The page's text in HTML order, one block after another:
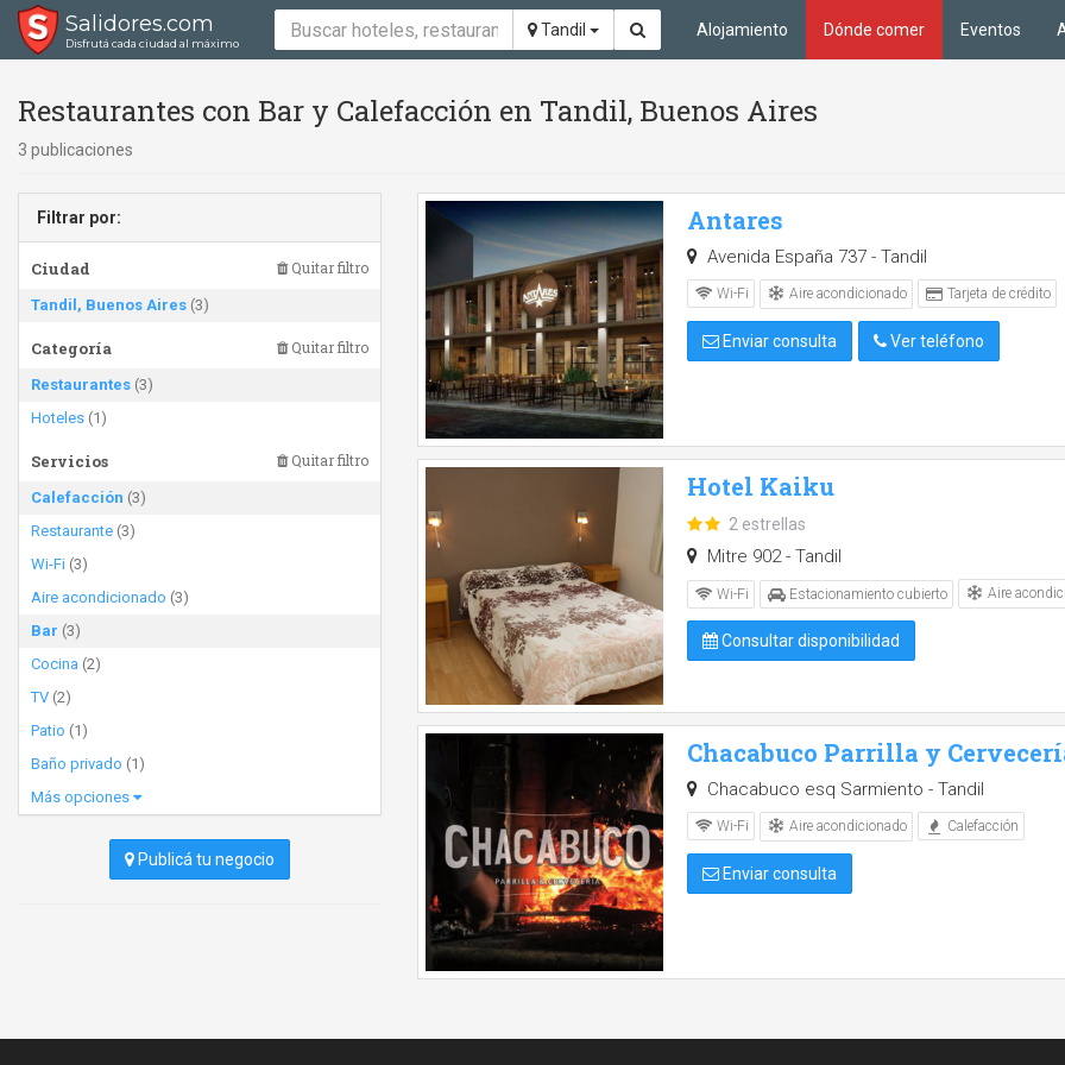
Salidores.com
Disfrutá cada ciudad al máximo
Tandil Alojamiento Dónde comer Eventos
Restaurantes con Bar y Calefacción en Tandil, Buenos Aires
3 publicaciones
Filtrar por:
Ciudad Quitar filtro
Tandil, Buenos Aires (3)
Categoría Quitar filtro
Restaurantes (3)
Hoteles (1)
Servicios Quitar filtro
Calefacción (3)
Restaurante (3)
Wi-Fi (3)
Aire acondicionado (3)
Bar (3)
Cocina (2)
TV (2)
Patio (1)
Baño privado (1)
Más opciones
Publicá tu negocio
Antares
Avenida España 737 - Tandil
Wi-Fi Aire acondicionado Tarjeta de crédito
Enviar consulta Ver teléfono
Hotel Kaiku
2 estrellas
Mitre 902 - Tandil
Wi-Fi Estacionamiento cubierto Aire
Consultar disponibilidad
Chacabuco Parrilla y
Chacabuco esq Sarmiento - Tandil
Wi-Fi Aire acondicionado Calefacción
Enviar consulta